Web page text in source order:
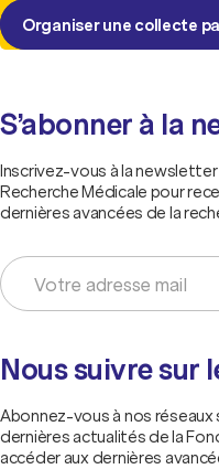
Organiser une collecte
S’abonner à la
Inscrivez-vous à la
Recherche Médicale pour
dernières avancées de la
Nous suivre sur
Abonnez-vous à nos réseaux
dernières actualités de la
accéder aux dernières